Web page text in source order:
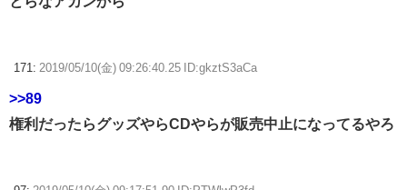
171: 2019/05/10(金) 09:26:40.25 ID:gkztS3aCa
>>89
権利だったらグッズやらCDやらが販売中止になってるやろ